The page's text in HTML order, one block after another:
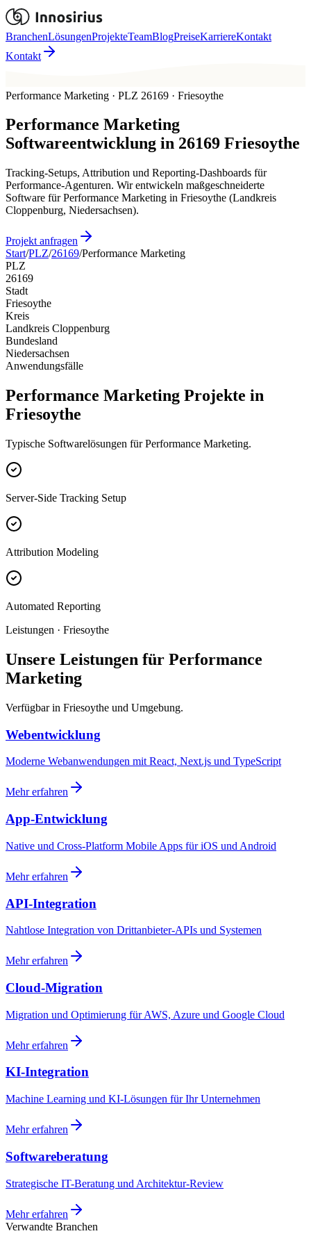
BranchenLösungenProjekteTeamBlogPreiseKarriereKontakt
Kontakt
Performance Marketing · PLZ 26169 · Friesoythe
Performance Marketing
Softwareentwicklung in 26169 Friesoythe
Tracking-Setups, Attribution und Reporting-Dashboards für
Performance-Agenturen. Wir entwickeln maßgeschneiderte
Software für Performance Marketing in Friesoythe (Landkreis
Cloppenburg, Niedersachsen).
Projekt anfragen
Start/PLZ/26169/Performance Marketing
PLZ
26169
Stadt
Friesoythe
Kreis
Landkreis Cloppenburg
Bundesland
Niedersachsen
Anwendungsfälle
Performance Marketing Projekte in
Friesoythe
Typische Softwarelösungen für Performance Marketing.
Server-Side Tracking Setup
Attribution Modeling
Automated Reporting
Leistungen · Friesoythe
Unsere Leistungen für Performance
Marketing
Verfügbar in Friesoythe und Umgebung.
Webentwicklung
Moderne Webanwendungen mit React, Next.js und TypeScript
Mehr erfahren
App-Entwicklung
Native und Cross-Platform Mobile Apps für iOS und Android
Mehr erfahren
API-Integration
Nahtlose Integration von Drittanbieter-APIs und Systemen
Mehr erfahren
Cloud-Migration
Migration und Optimierung für AWS, Azure und Google Cloud
Mehr erfahren
KI-Integration
Machine Learning und KI-Lösungen für Ihr Unternehmen
Mehr erfahren
Softwareberatung
Strategische IT-Beratung und Architektur-Review
Mehr erfahren
Verwandte Branchen